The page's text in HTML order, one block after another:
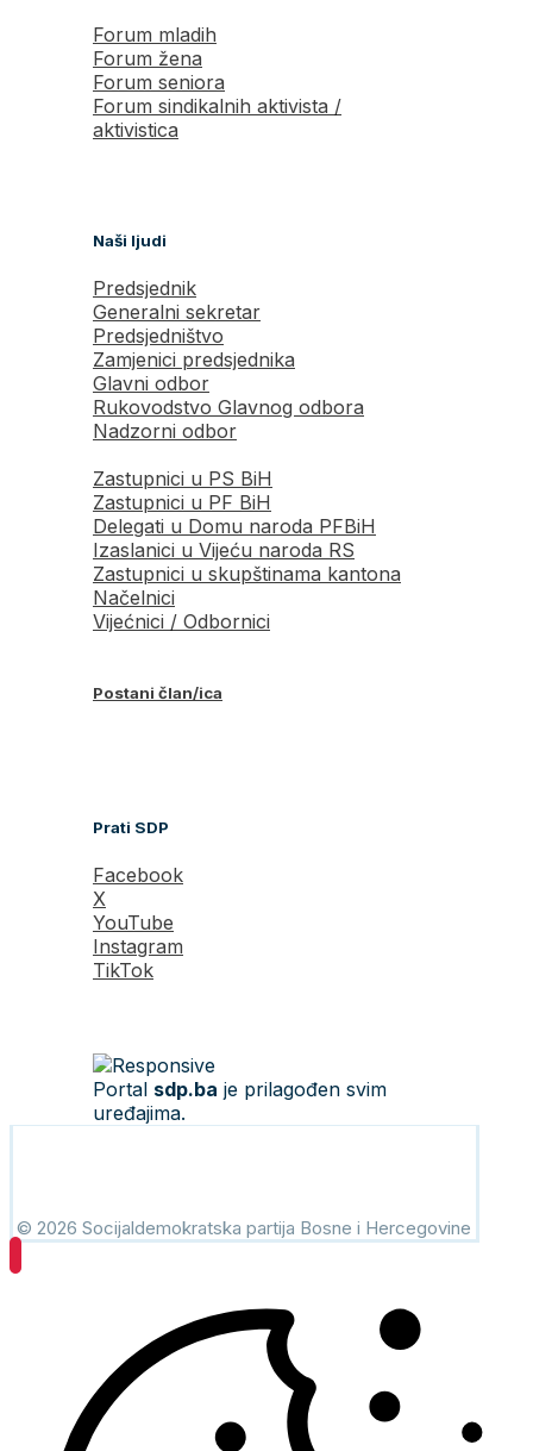
Forum mladih
Forum žena
Forum seniora
Forum sindikalnih aktivista /
aktivistica
Naši ljudi
Predsjednik
Generalni sekretar
Predsjedništvo
Zamjenici predsjednika
Glavni odbor
Rukovodstvo Glavnog odbora
Nadzorni odbor
Zastupnici u PS BiH
Zastupnici u PF BiH
Delegati u Domu naroda PFBiH
Izaslanici u Vijeću naroda RS
Zastupnici u skupštinama kantona
Načelnici
Vijećnici / Odbornici
Postani član/ica
Prati SDP
Facebook
X
YouTube
Instagram
TikTok
Portal sdp.ba je prilagođen svim
uređajima.
© 2026 Socijaldemokratska partija Bosne i Hercegovine